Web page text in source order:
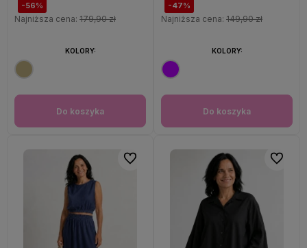
-56%
Najniższa cena: 179,90 zł
Do koszyka
KOLORY:
-47%
Najniższa cena: 149,90 zł
Do koszyka
KOLORY:
Do ulubionych Do